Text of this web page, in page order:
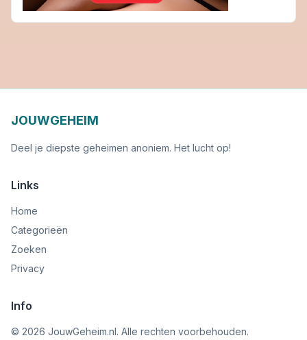
JOUWGEHEIM
Deel je diepste geheimen anoniem. Het lucht op!
Links
Home
Categorieën
Zoeken
Privacy
Info
© 2026 JouwGeheim.nl. Alle rechten voorbehouden.